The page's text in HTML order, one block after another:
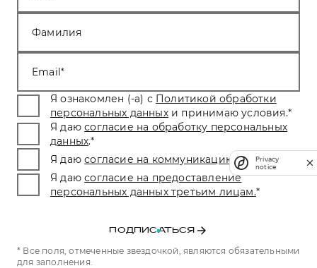
Фамилия
Email
Я ознакомлен (-а) с Политикой обработки
персональных данных и принимаю условия.*
Я даю согласие на обработку персональных
данных.*
Я даю согласие на коммуникацию.*
Я даю согласие на предоставление
персональных данных третьим лицам.*
ПОДПИСАТЬСЯ
* Все поля, отмеченные звездочкой, являются обязательными
для заполнения.
Privacy
notice